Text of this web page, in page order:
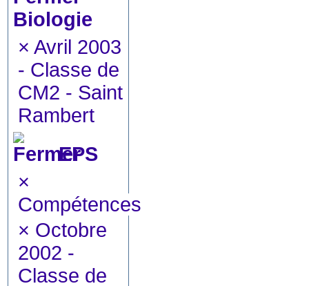
Biologie
× Avril 2003
- Classe de
CM2 - Saint
Rambert
EPS
×
Compétences
× Octobre
2002 -
Classe de